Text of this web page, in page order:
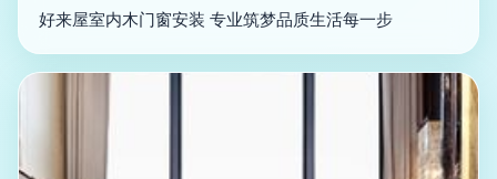
好来屋室内木门窗安装 专业筑梦品质生活每一步